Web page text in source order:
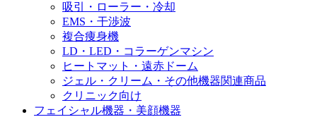
吸引・ローラー・冷却
EMS・干渉波
複合痩身機
LD・LED・コラーゲンマシン
ヒートマット・遠赤ドーム
ジェル・クリーム・その他機器関連商品
クリニック向け
フェイシャル機器・美顔機器